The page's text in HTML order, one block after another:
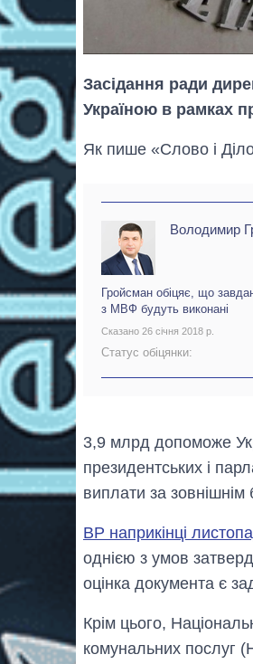
Засідання ради
Україною в рамках
Як пише «Слово і
Володимир
Гройсман обіцяє, що
з МВФ будуть виконані
Сказано 26 січня 2018 р.
Статус обіцянки:
3,9 млрд допоможе
президентських і
виплати за зовнішнім
ВР наприкінці
однією з умов
оцінка документа є
Крім цього,
комунальних послуг